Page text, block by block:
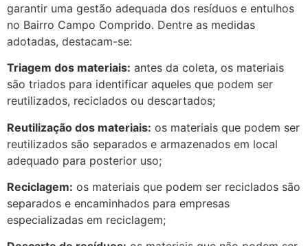
garantir uma gestão adequada dos resíduos e entulhos
no Bairro Campo Comprido. Dentre as medidas
adotadas, destacam-se:
Triagem dos materiais: antes da coleta, os materiais
são triados para identificar aqueles que podem ser
reutilizados, reciclados ou descartados;
Reutilização dos materiais: os materiais que podem ser
reutilizados são separados e armazenados em local
adequado para posterior uso;
Reciclagem: os materiais que podem ser reciclados são
separados e encaminhados para empresas
especializadas em reciclagem;